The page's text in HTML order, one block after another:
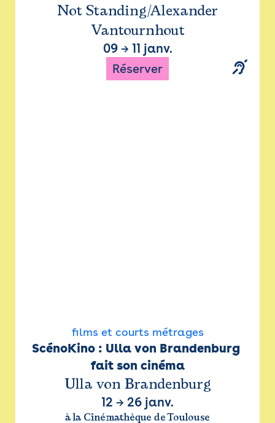
Not Standing/Alexander
Vantournhout
09→ 11 janv.
Réserver
films et courts métrages
ScénoKino : Ulla von Brandenburg
fait son cinéma
Ulla von Brandenburg
12 → 26 janv.
à la Cinémathèque de Toulouse